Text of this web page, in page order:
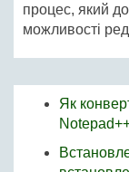
процес, який
можливості
Як